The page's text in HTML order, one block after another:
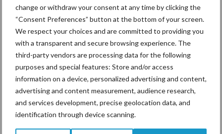
change or withdraw your consent at any time by clicking the
“Consent Preferences” button at the bottom of your screen.
We respect your choices and are committed to providing you
with a transparent and secure browsing experience. The
third-party vendors are processing data for the following
purposes and special features: Store and/or access
information on a device, personalized advertising and content,
advertising and content measurement, audience research,
and services development, precise geolocation data, and
identification through device scanning.
Diergezondheid Bemesting Fokkerij
Bedrijfsnieuws
Ligbox &
Voerhekken